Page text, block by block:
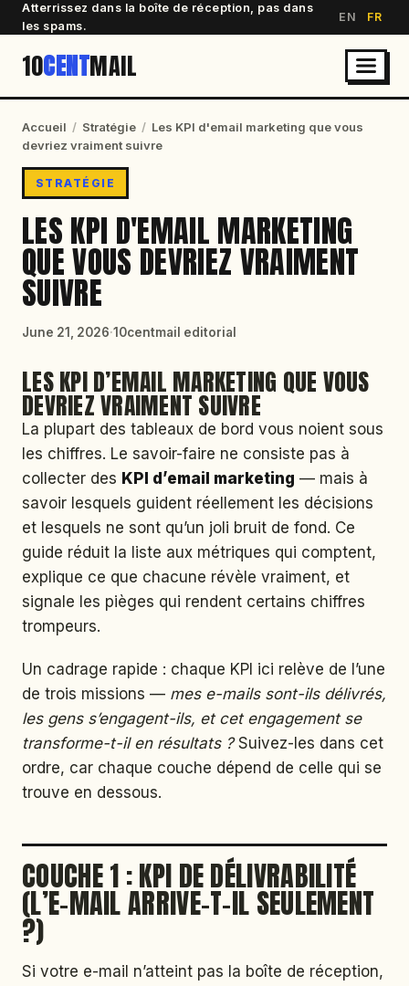
Atterrissez dans la boîte de réception, pas dans
les spams.
EN FR
10CENTMAIL
Accueil / Stratégie / Les KPI d'email marketing que vous
devriez vraiment suivre
STRATÉGIE
LES KPI D'EMAIL MARKETING
QUE VOUS DEVRIEZ VRAIMENT
SUIVRE
June 21, 2026·10centmail editorial
LES KPI D’EMAIL MARKETING QUE VOUS
DEVRIEZ VRAIMENT SUIVRE
La plupart des tableaux de bord vous noient sous
les chiffres. Le savoir-faire ne consiste pas à
collecter des KPI d’email marketing — mais à
savoir lesquels guident réellement les décisions
et lesquels ne sont qu’un joli bruit de fond. Ce
guide réduit la liste aux métriques qui comptent,
explique ce que chacune révèle vraiment, et
signale les pièges qui rendent certains chiffres
trompeurs.
Un cadrage rapide : chaque KPI ici relève de l’une
de trois missions — mes e-mails sont-ils délivrés,
les gens s’engagent-ils, et cet engagement se
transforme-t-il en résultats ?Suivez-les dans cet
ordre, car chaque couche dépend de celle qui se
trouve en dessous.
COUCHE 1 : KPI DE DÉLIVRABILITÉ
(L’E-MAIL ARRIVE-T-IL SEULEMENT
?)
Si votre e-mail n’atteint pas la boîte de réception,